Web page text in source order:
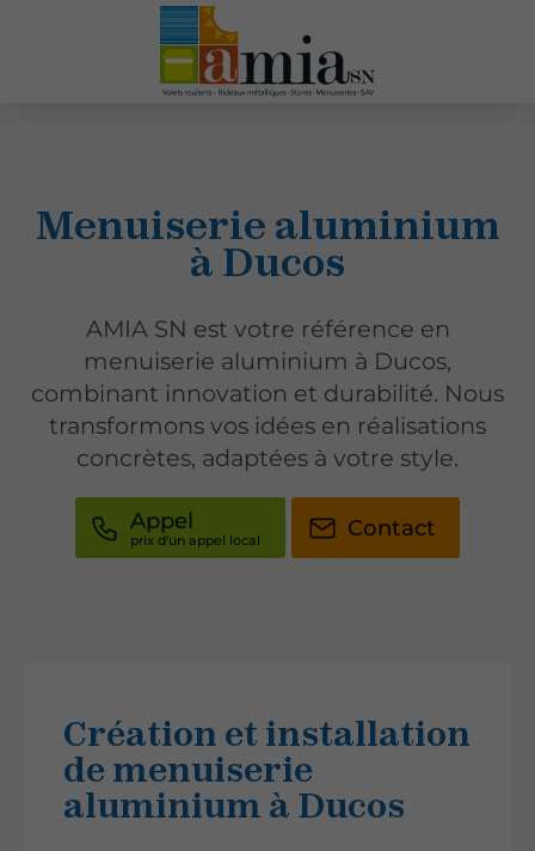
Menuiserie aluminium
à Ducos
AMIA SN est votre référence en
menuiserie aluminium à Ducos,
combinant innovation et durabilité. Nous
transformons vos idées en réalisations
concrètes, adaptées à votre style.
Appel Contact
Création et installation
de menuiserie
aluminium à Ducos